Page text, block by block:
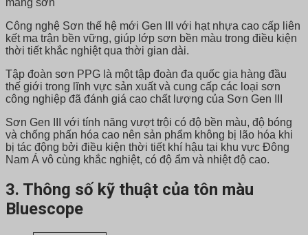
màng sơn
Công nghệ Sơn thế hệ mới Gen III
với hạt nhựa cao cấp liên
kết ma trận bền vững, giúp lớp sơn bền màu trong điều kiện
thời tiết khắc nghiệt qua thời gian dài.
Tập đoàn sơn PPG là một tập đoàn đa quốc gia hàng đầu
thế giới trong lĩnh vực sản xuất và cung cấp các loại sơn
công nghiệp đã đánh giá cao chất lượng của Sơn Gen III
Sơn Gen III với tính năng vượt trội có độ bền màu, độ bóng
và chống phấn hóa cao nên sản phẩm không bị lão hóa khi
bị tác động bởi điều kiện thời tiết khí hậu tại khu vực Đông
Nam Á vô cùng khắc nghiệt, có độ ẩm và nhiệt độ cao.
3. Thông số kỹ thuật của tôn màu
Bluescope